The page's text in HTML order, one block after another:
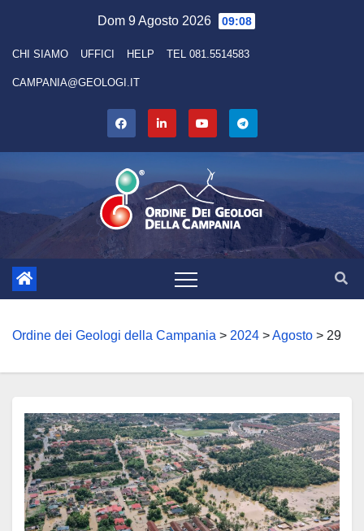
content
Dom 9 Agosto 2026 09:08
CHI SIAMO UFFICI HELP TEL 081.5514583
CAMPANIA@GEOLOGI.IT
Ordine dei Geologi della Campania > 2024 >Agosto > 29